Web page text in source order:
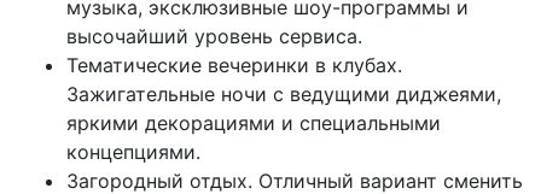
музыка, эксклюзивные шоу-программы и
высочайший уровень сервиса.
Тематические вечеринки в клубах.
Зажигательные ночи с ведущими диджеями,
яркими декорациями и специальными
концепциями.
Загородный отдых. Отличный вариант сменить